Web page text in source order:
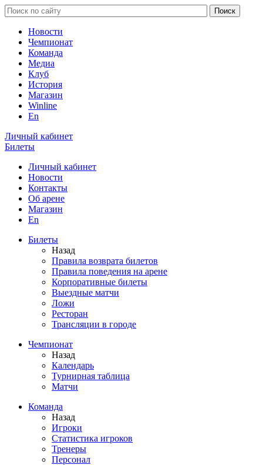
Новости
Чемпионат
Команда
Медиа
Клуб
История
Магазин
Winline
En
Личный кабинет
Билеты
Личный кабинет
Новости
Контакты
Об арене
Магазин
En
Билеты
Назад
Правила возврата билетов
Правила поведения на арене
Корпоративные билеты
Выездные матчи
Ложи
Ресторан
Трансляции в городе
Чемпионат
Назад
Календарь
Турнирная таблица
Матчи
Команда
Назад
Игроки
Статистика игроков
Тренеры
Персонал